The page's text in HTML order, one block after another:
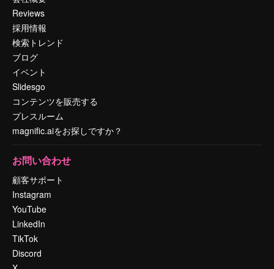
Reviews
採用情報
検索トレンド
ブログ
イベント
Slidesgo
コンテンツを販売する
プレスルーム
magnific.aiをお探しですか？
お問い合わせ
顧客サポート
Instagram
YouTube
LinkedIn
TikTok
Discord